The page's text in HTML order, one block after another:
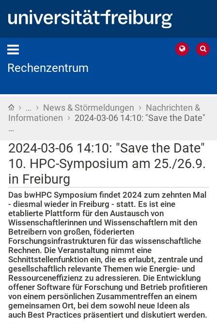
Rechenzentrum
Startseite
› … › News & Störmeldungen › Nachrichten &
Informationen › 2024-03-06 14:10: "Save the Date"
…
2024-03-06 14:10: "Save the Date"
10. HPC-Symposium am 25./26.9.
in Freiburg
Das bwHPC Symposium findet 2024 zum zehnten Mal
- diesmal wieder in Freiburg - statt. Es ist eine
etablierte Plattform für den Austausch von
Wissenschaftlerinnen und Wissenschaftlern mit den
Betreibern von großen, föderierten
Forschungsinfrastrukturen für das wissenschaftliche
Rechnen. Die Veranstaltung nimmt eine
Schnittstellenfunktion ein, die es erlaubt, zentrale und
gesellschaftlich relevante Themen wie Energie- und
Ressourceneffizienz zu adressieren. Die Entwicklung
offener Software für Forschung und Betrieb profitieren
von einem persönlichen Zusammentreffen an einem
gemeinsamen Ort, bei dem sowohl neue Ideen als
auch Best Practices präsentiert und diskutiert werden.